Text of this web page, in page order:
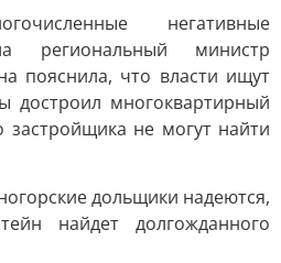
негативные
региональный министр
пояснила, что власти ищут
достроил многоквартирный
застройщика не могут найти
дольщики надеются,
найдет долгожданного